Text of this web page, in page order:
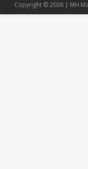
Copyright © 2026 | MH